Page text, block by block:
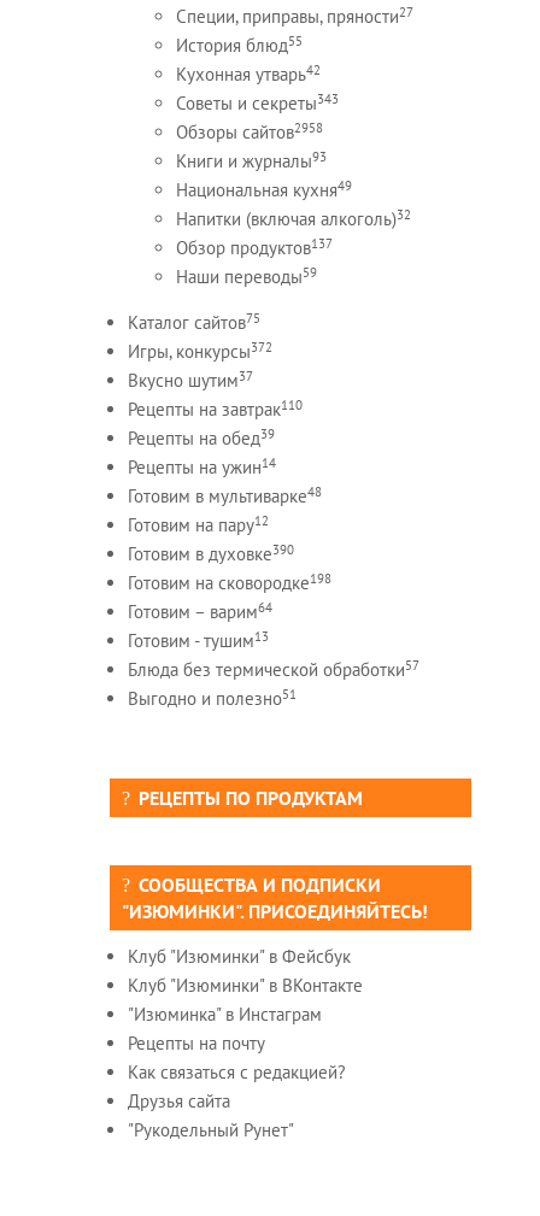
Специи, приправы, пряности27
История блюд55
Кухонная утварь42
Советы и секреты343
Обзоры сайтов2958
Книги и журналы93
Национальная кухня49
Напитки (включая алкоголь)32
Обзор продуктов137
Наши переводы59
Каталог сайтов75
Игры, конкурсы372
Вкусно шутим37
Рецепты на завтрак110
Рецепты на обед39
Рецепты на ужин14
Готовим в мультиварке48
Готовим на пару12
Готовим в духовке390
Готовим на сковородке198
Готовим – варим64
Готовим - тушим13
Блюда без термической обработки57
Выгодно и полезно51
РЕЦЕПТЫ ПО ПРОДУКТАМ
СООБЩЕСТВА И ПОДПИСКИ
"ИЗЮМИНКИ". ПРИСОЕДИНЯЙТЕСЬ!
Клуб "Изюминки" в Фейсбук
Клуб "Изюминки" в ВКонтакте
"Изюминка" в Инстаграм
Рецепты на почту
Как связаться с редакцией?
Друзья сайта
"Рукодельный Рунет"